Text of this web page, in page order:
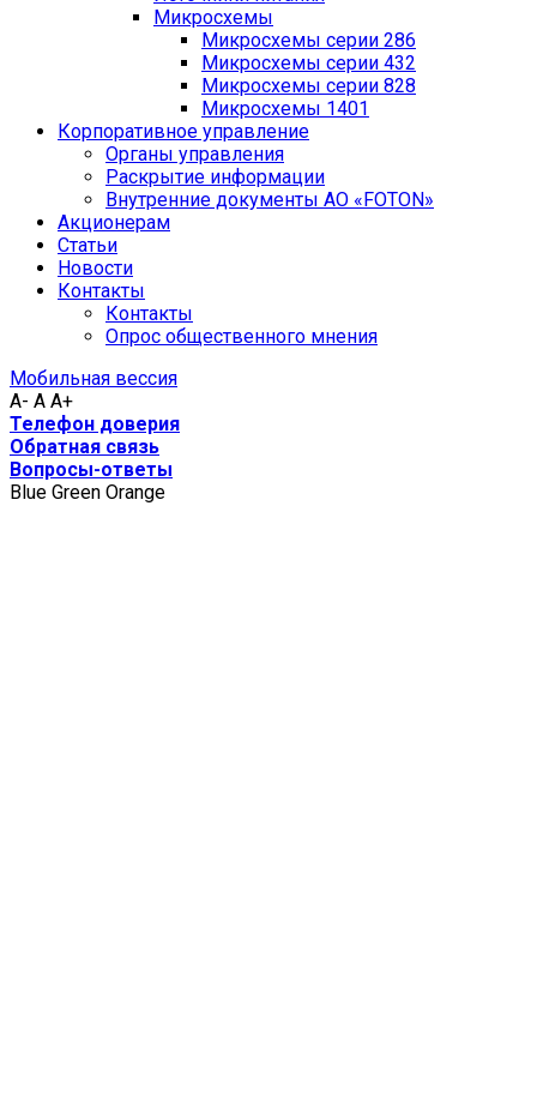
Микросхемы
Микросхемы серии 286
Микросхемы серии 432
Микросхемы серии 828
Микросхемы 1401
Корпоративное управление
Органы управления
Раскрытие информации
Внутренние документы АО «FOTON»
Акционерам
Статьи
Новости
Контакты
Контакты
Опрос общественного мнения
Мобильная вессия
A- A A+
Телефон доверия
Обратная связь
Вопросы-ответы
Blue Green Orange